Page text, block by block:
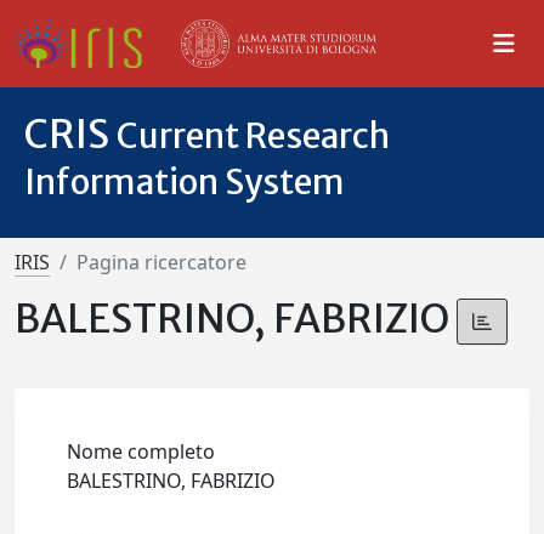
CRIS Current Research
Information System
IRIS Pagina ricercatore
BALESTRINO, FABRIZIO
Nome completo
BALESTRINO, FABRIZIO